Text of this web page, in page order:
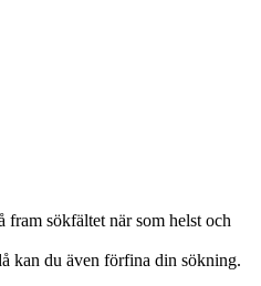
fram sökfältet när som helst och
kan du även förfina din sökning.